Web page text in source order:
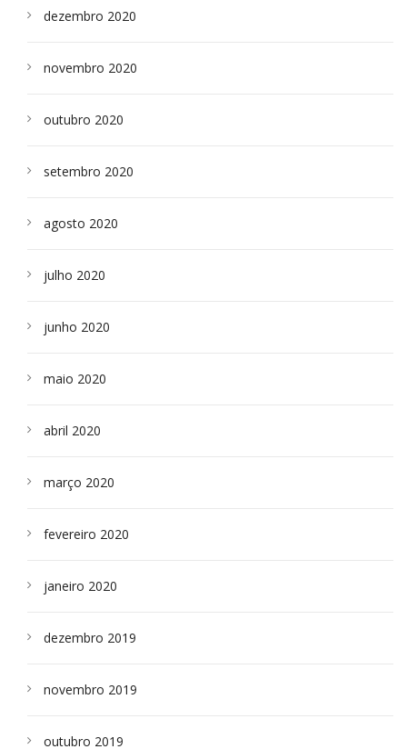
dezembro 2020
novembro 2020
outubro 2020
setembro 2020
agosto 2020
julho 2020
junho 2020
maio 2020
abril 2020
março 2020
fevereiro 2020
janeiro 2020
dezembro 2019
novembro 2019
outubro 2019